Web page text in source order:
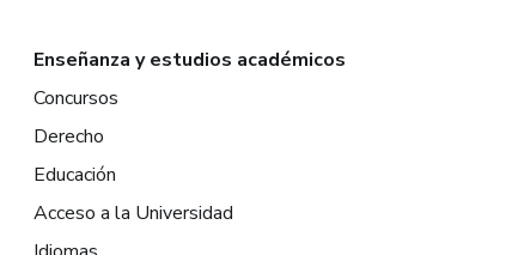
Enseñanza y estudios académicos
Concursos
Derecho
Educación
Acceso a la Universidad